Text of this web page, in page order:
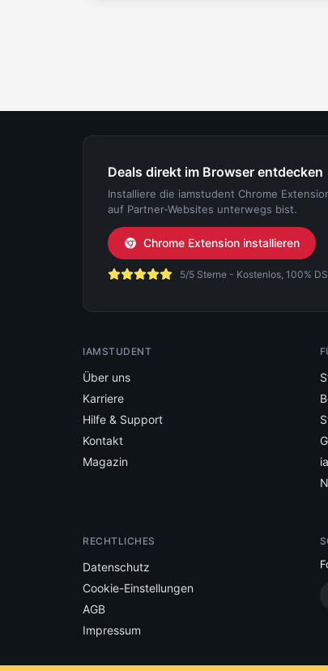
Deals direkt im Browser entdecken
Installiere die iamstudent Chrome
auf Partner-Websites unterwegs bist.
Chrome Extension installieren
5/5 Sterne - Kostenlos, 100%
IAMSTUDENT
Über uns
Karriere
Hilfe & Support
Kontakt
Magazin
RECHTLICHES
Datenschutz
Cookie-Einstellungen
AGB
Impressum